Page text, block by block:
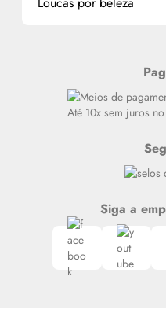
Meus endereços
Siga nosso canal no
Até 10x sem juros
Siga a